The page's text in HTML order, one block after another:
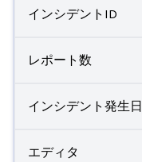
インシデントID
レポート数
インシデント発生日
エディタ